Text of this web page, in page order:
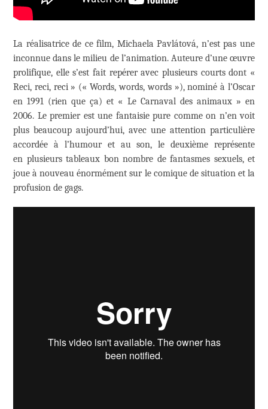
La réalisatrice de ce film, Michaela Pavlátová, n’est pas une
inconnue dans le milieu de l’animation. Auteure d’une œuvre
prolifique, elle s’est fait repérer avec plusieurs courts dont «
Reci, reci, reci » (« Words, words, words »), nominé à l’Oscar
en 1991 (rien que ça) et « Le Carnaval des animaux » en
2006. Le premier est une fantaisie pure comme on n’en voit
plus beaucoup aujourd’hui, avec une attention particulière
accordée à l’humour et au son, le deuxième représente
en plusieurs tableaux bon nombre de fantasmes sexuels, et
joue à nouveau énormément sur le comique de situation et la
profusion de gags.